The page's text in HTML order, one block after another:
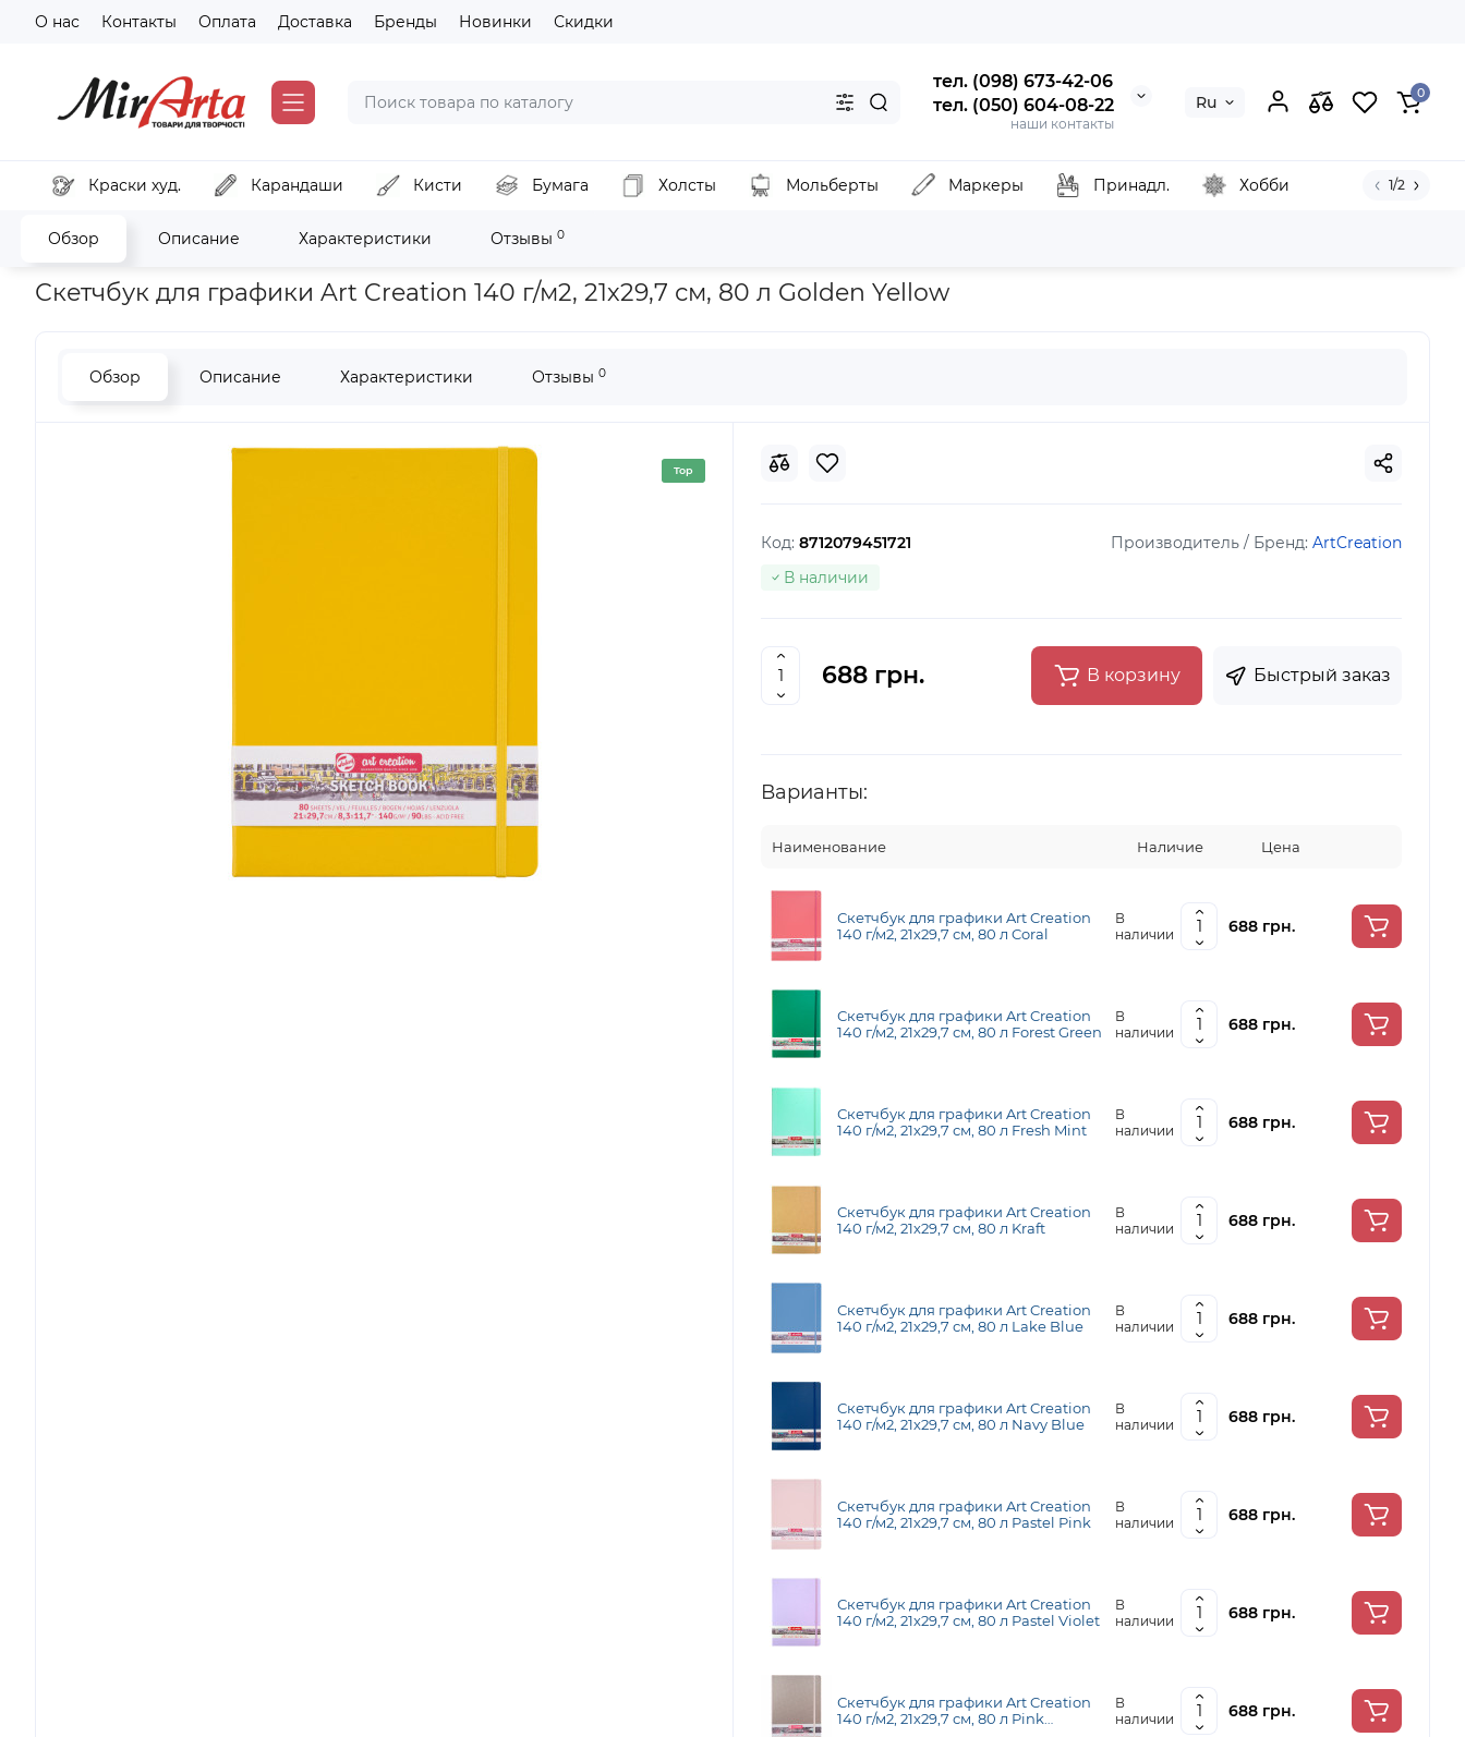
О нас Контакты Оплата Доставка Бренды Новинки Скидки
тел. (098) 673-42-06
тел. (050) 604-08-22
наши контакты
Ru 0
Краски худ. Карандаши Кисти Бумага Холсты Мольберты Маркеры Принадл. Хобби 1/2
Обзор Описание Характеристики Отзывы 0
Главная Бумага и картон Скетчбук Скетчбук для графики Art Creation 140 г/м2, 21х29,7 см, 80 л Golden Yellow
Скетчбук для графики Art Creation 140 г/м2, 21х29,7 см, 80 л Golden Yellow
Обзор Описание Характеристики Отзывы 0
Top
Код: 8712079451721 Производитель / Бренд: ArtCreation
В наличии
688 грн. В корзину Быстрый заказ
Варианты:
Наименование Наличие Цена
Скетчбук для графики Art Creation
140 г/м2, 21х29,7 см, 80 л Coral
В
наличии
688 грн.
Скетчбук для графики Art Creation
140 г/м2, 21х29,7 см, 80 л Forest Green
В
наличии
688 грн.
Скетчбук для графики Art Creation
140 г/м2, 21х29,7 см, 80 л Fresh Mint
В
наличии
688 грн.
Скетчбук для графики Art Creation
140 г/м2, 21х29,7 см, 80 л Kraft
В
наличии
688 грн.
Скетчбук для графики Art Creation
140 г/м2, 21х29,7 см, 80 л Lake Blue
В
наличии
688 грн.
Скетчбук для графики Art Creation
140 г/м2, 21х29,7 см, 80 л Navy Blue
В
наличии
688 грн.
Скетчбук для графики Art Creation
140 г/м2, 21х29,7 см, 80 л Pastel Pink
В
наличии
688 грн.
Скетчбук для графики Art Creation
140 г/м2, 21х29,7 см, 80 л Pastel Violet
В
наличии
688 грн.
Скетчбук для графики Art Creation
140 г/м2, 21х29,7 см, 80 л Pink
В
наличии
688 грн.